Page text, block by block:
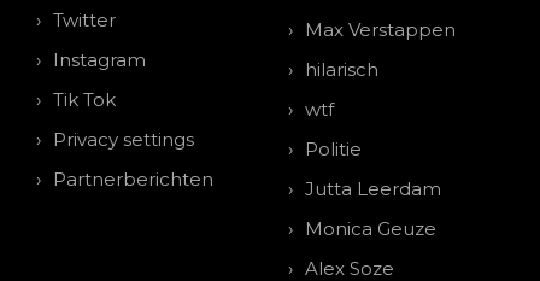
Twitter
Instagram
Tik Tok
Privacy settings
Partnerberichten
Max Verstappen
hilarisch
wtf
Politie
Jutta Leerdam
Monica Geuze
Alex Soze